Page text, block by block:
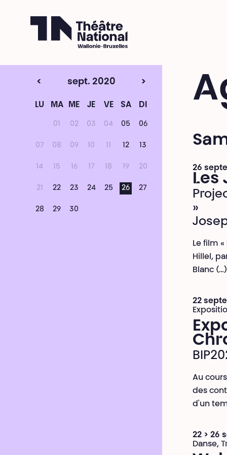
< sept. 2020 >
LU MA ME JE VE SA DI
01 02 03 04 05 06
07 08 09 10 11 12 13
14 15 16 17 18 19 20
21 22 23 24 25 26 27
28 29 30
26
Les
»
Le film
Hillel,
Blanc (…)
22
Au
des
d'un
22 > 26
Danse,